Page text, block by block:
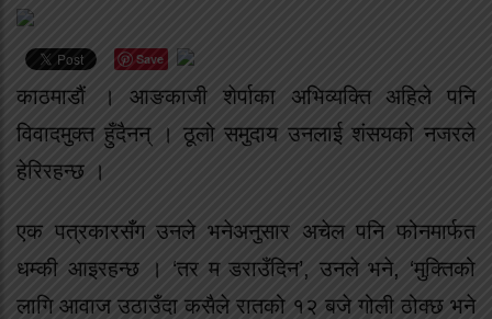
Save
काठमाडौं । आङकाजी शेर्पाका अभिव्यक्ति अहिले पनि
विवादमुक्त हुँदैनन् । ठूलो समुदाय उनलाई शंसयको नजरले
हेरिरहन्छ ।
एक पत्रकारसँग उनले भनेअनुसार अचेल पनि फोनमार्फत
धम्की आइरहन्छ । ‘तर म डराउँदिन’, उनले भने, ‘मुक्तिको
लागि आवाज उठाउँदा कसैले रातको १२ बजे गोली ठोक्छ भने